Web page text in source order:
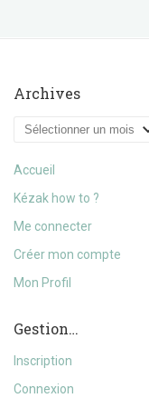
Archives
Archives
Accueil
Kézak how to ?
Me connecter
Créer mon compte
Mon Profil
Gestion…
Inscription
Connexion